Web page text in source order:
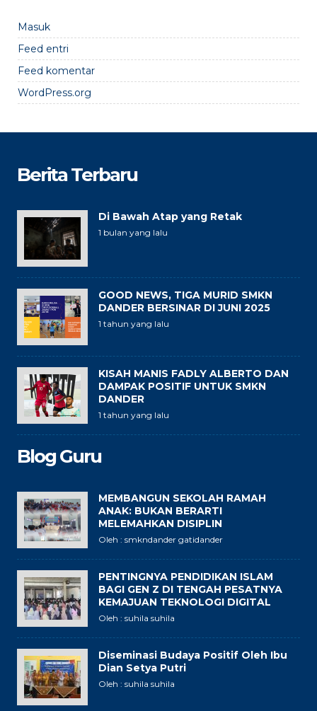
Masuk
Feed entri
Feed komentar
WordPress.org
Berita Terbaru
Di Bawah Atap yang Retak
1 bulan yang lalu
GOOD NEWS, TIGA MURID SMKN
DANDER BERSINAR DI JUNI 2025
1 tahun yang lalu
KISAH MANIS FADLY ALBERTO DAN
DAMPAK POSITIF UNTUK SMKN
DANDER
1 tahun yang lalu
Blog Guru
MEMBANGUN SEKOLAH RAMAH
ANAK: BUKAN BERARTI
MELEMAHKAN DISIPLIN
Oleh : smkndander gatidander
PENTINGNYA PENDIDIKAN ISLAM
BAGI GEN Z DI TENGAH PESATNYA
KEMAJUAN TEKNOLOGI DIGITAL
Oleh : suhila suhila
Diseminasi Budaya Positif Oleh Ibu
Dian Setya Putri
Oleh : suhila suhila